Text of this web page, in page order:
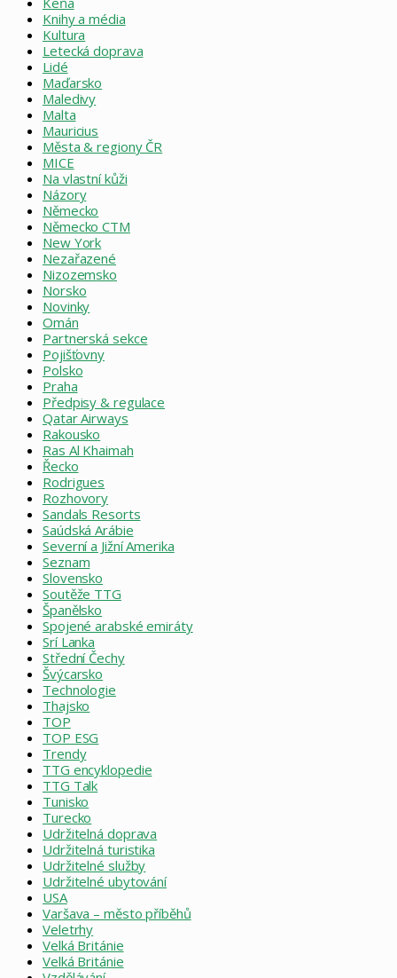
Knihy a média
Kultura
Letecká doprava
Lidé
Maďarsko
Maledivy
Malta
Mauricius
Města & regiony ČR
MICE
Na vlastní kůži
Názory
Německo
Německo CTM
New York
Nezařazené
Nizozemsko
Norsko
Novinky
Omán
Partnerská sekce
Pojišťovny
Polsko
Praha
Předpisy & regulace
Qatar Airways
Rakousko
Ras Al Khaimah
Řecko
Rodrigues
Rozhovory
Sandals Resorts
Saúdská Arábie
Severní a Jižní Amerika
Seznam
Slovensko
Soutěže TTG
Španělsko
Spojené arabské emiráty
Srí Lanka
Střední Čechy
Švýcarsko
Technologie
Thajsko
TOP
TOP ESG
Trendy
TTG encyklopedie
TTG Talk
Tunisko
Turecko
Udržitelná doprava
Udržitelná turistika
Udržitelné služby
Udržitelné ubytování
USA
Varšava – město příběhů
Veletrhy
Velká Británie
Velká Británie